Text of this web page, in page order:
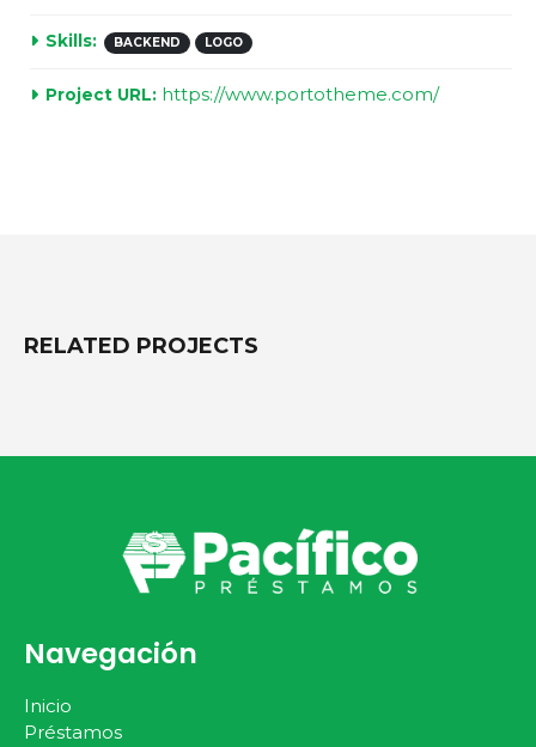
Skills: BACKEND LOGO
Project URL: https://www.portotheme.com/
RELATED PROJECTS
Navegación
Inicio
Préstamos